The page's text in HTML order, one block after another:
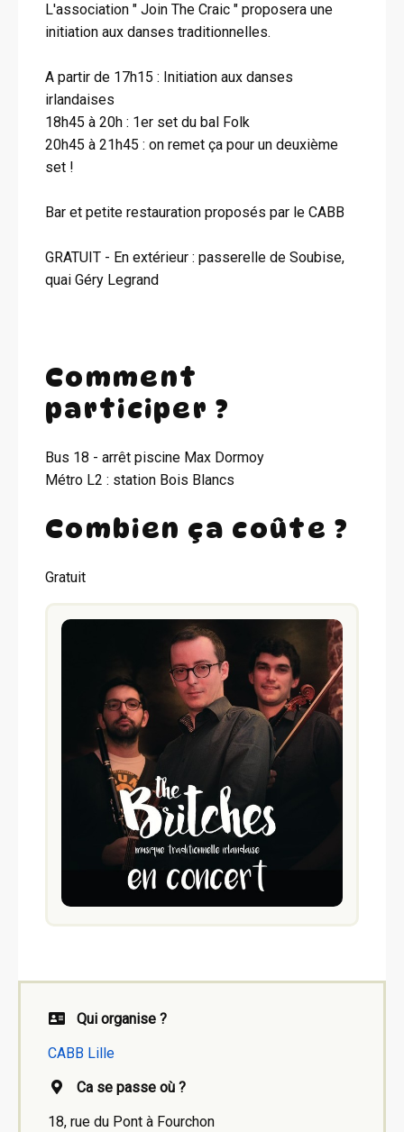
L'association " Join The Craic " proposera une
initiation aux danses traditionnelles.
A partir de 17h15 : Initiation aux danses
irlandaises
18h45 à 20h : 1er set du bal Folk
20h45 à 21h45 : on remet ça pour un deuxième
set !
Bar et petite restauration proposés par le CABB
GRATUIT - En extérieur : passerelle de Soubise,
quai Géry Legrand
Comment
participer ?
Bus 18 - arrêt piscine Max Dormoy
Métro L2 : station Bois Blancs
Combien ça coûte ?
Gratuit
Qui organise ?
CABB Lille
Ca se passe où ?
18, rue du Pont à Fourchon